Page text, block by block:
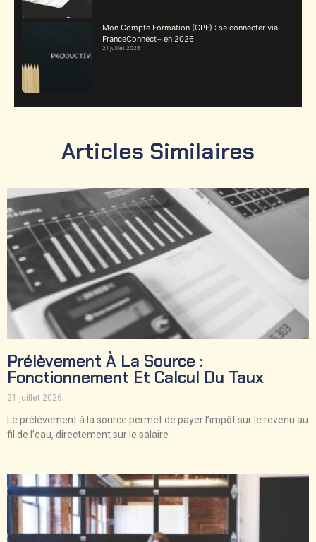
Mon Compte Formation (CPF) : se connecter via
FranceConnect+ en 2026
21 juillet 2026
Articles Similaires
Prélèvement À La Source :
Fonctionnement Et Calcul Du Taux
21 juillet 2026
Le prélèvement à la source permet de payer l’impôt sur le revenu au
fil de l’eau, directement sur le salaire